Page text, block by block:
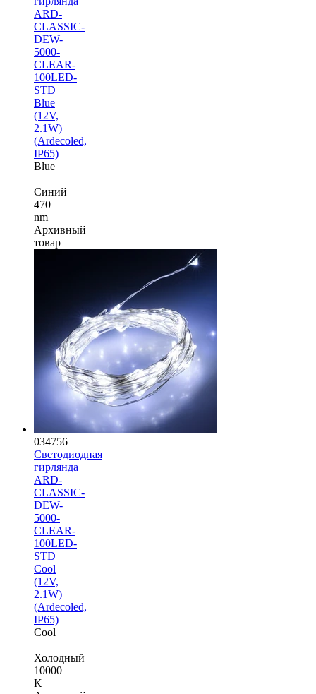
ARD-
CLASSIC-
DEW-
5000-
CLEAR-
100LED-
STD
Blue
(12V,
2.1W)
(Ardecoled,
IP65)
Blue
|
Синий
470
nm
Архивный
товар
034756
Светодиодная
гирлянда
ARD-
CLASSIC-
DEW-
5000-
CLEAR-
100LED-
STD
Cool
(12V,
2.1W)
(Ardecoled,
IP65)
Cool
|
Холодный
10000
K